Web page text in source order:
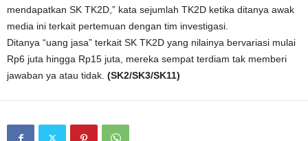
mendapatkan SK TK2D,” kata sejumlah TK2D ketika ditanya awak
media ini terkait pertemuan dengan tim investigasi.
Ditanya “uang jasa” terkait SK TK2D yang nilainya bervariasi mulai
Rp6 juta hingga Rp15 juta, mereka sempat terdiam tak memberi
jawaban ya atau tidak. (SK2/SK3/SK11)